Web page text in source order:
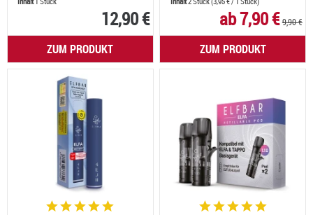
12,90 €
ZUM PRODUKT
ab 7,90 €9,90 €
ZUM PRODUKT